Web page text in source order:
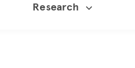
Research